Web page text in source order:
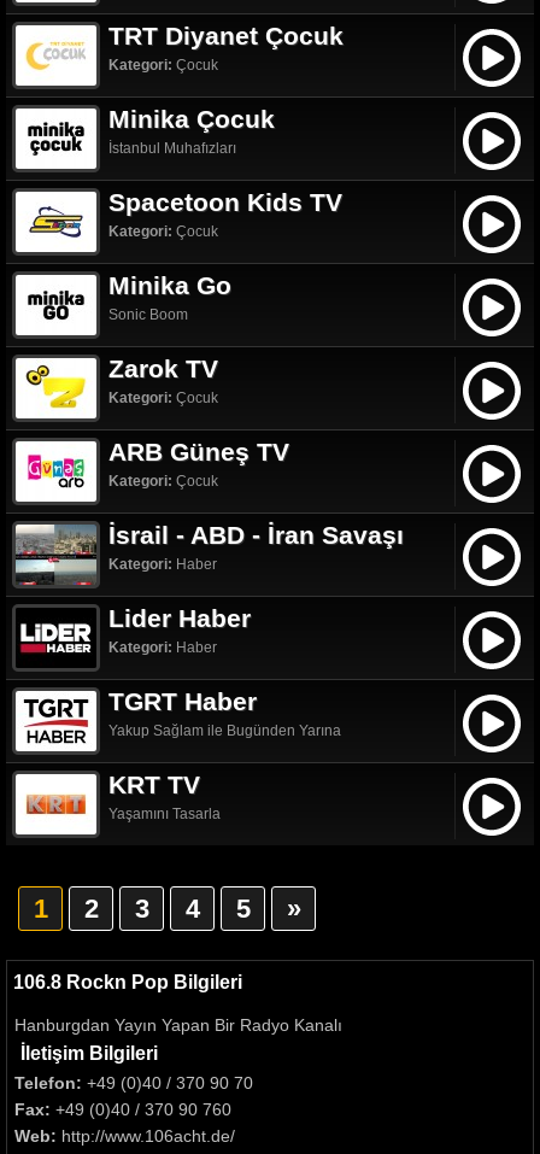
TRT Diyanet Çocuk
Kategori: Çocuk
Minika Çocuk
İstanbul Muhafızları
Spacetoon Kids TV
Kategori: Çocuk
Minika Go
Sonic Boom
Zarok TV
Kategori: Çocuk
ARB Güneş TV
Kategori: Çocuk
İsrail - ABD - İran Savaşı
Kategori: Haber
Lider Haber
Kategori: Haber
TGRT Haber
Yakup Sağlam ile Bugünden Yarına
KRT TV
Yaşamını Tasarla
1 2 3 4 5 »
106.8 Rockn Pop Bilgileri
Hanburgdan Yayın Yapan Bir Radyo Kanalı
İletişim Bilgileri
Telefon: +49 (0)40 / 370 90 70
Fax: +49 (0)40 / 370 90 760
Web: http://www.106acht.de/